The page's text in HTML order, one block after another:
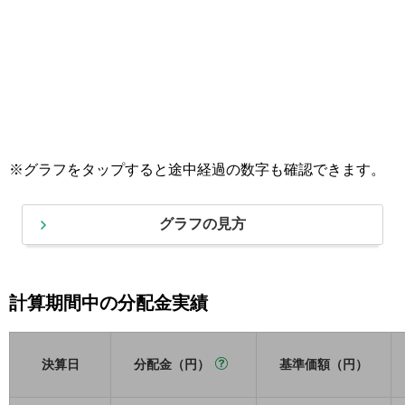
※グラフをタップすると途中経過の数字も確認できます。
グラフの見方
計算期間中の分配金実績
決算日 分配金（円） 基準価額（円）